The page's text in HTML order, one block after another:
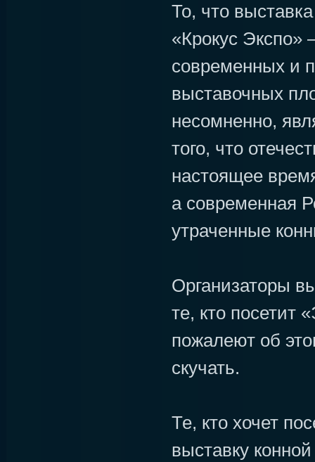
То, что
«Крокус Экспо»
современных и
выставочных
несомненно,
того, что
настоящее
а современная
утраченные
Организаторы
те, кто посетит
пожалеют об
скучать.
Те, кто хочет
выставку